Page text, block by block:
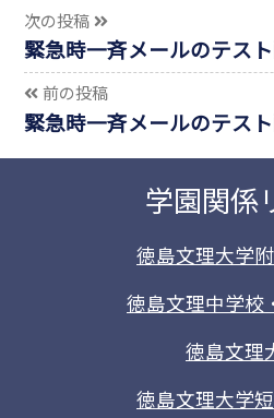
次の投稿
緊急時一斉メールのテス
前の投稿
緊急時一斉メールのテス
学園関係
徳島文理大学
徳島文理中学校
徳島文理
徳島文理大学